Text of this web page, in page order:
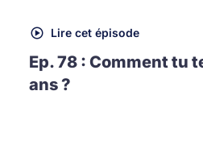
Lire cet épisode
Ep. 78 : Comment tu
ans ?